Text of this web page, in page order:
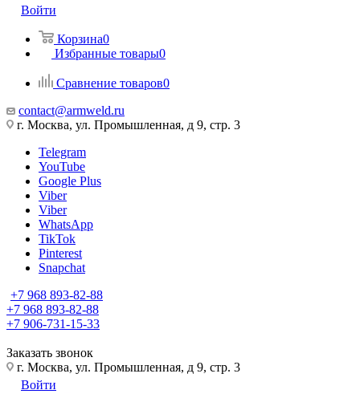
Войти
Корзина0
Избранные товары0
Сравнение товаров0
contact@armweld.ru
г. Москва, ул. Промышленная, д 9, стр. 3
Telegram
YouTube
Google Plus
Viber
Viber
WhatsApp
TikTok
Pinterest
Snapchat
+7 968 893-82-88
+7 968 893-82-88
+7 906-731-15-33
Заказать звонок
г. Москва, ул. Промышленная, д 9, стр. 3
Войти